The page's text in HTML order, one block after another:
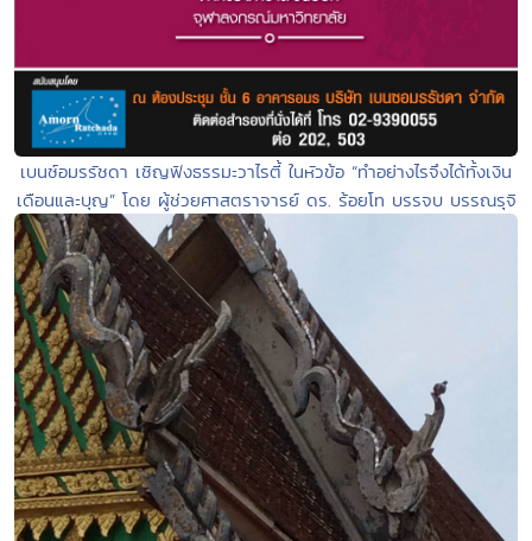
เบนซ์อมรรัชดา เชิญฟังธรรมะวาไรตี้ ในหัวข้อ “ทำอย่างไรจึงได้ทั้งเงิน
เดือนและบุญ” โดย ผู้ช่วยศาสตราจารย์ ดร. ร้อยโท บรรจบ บรรณรุจิ